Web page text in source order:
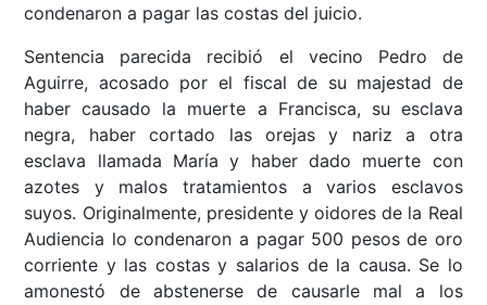
condenaron a pagar las costas del juicio.
Sentencia parecida recibió el vecino Pedro de
Aguirre, acosado por el fiscal de su majestad de
haber causado la muerte a Francisca, su esclava
negra, haber cortado las orejas y nariz a otra
esclava llamada María y haber dado muerte con
azotes y malos tratamientos a varios esclavos
suyos. Originalmente, presidente y oidores de la Real
Audiencia lo condenaron a pagar 500 pesos de oro
corriente y las costas y salarios de la causa. Se lo
amonestó de abstenerse de causarle mal a los